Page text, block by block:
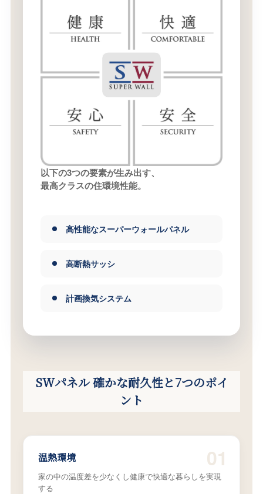
以下の3つの要素が生み出す、
最高クラスの住環境性能。
高性能なスーパーウォールパネル
高断熱サッシ
計画換気システム
SWパネル 確かな耐久性と7つのポイ
ント
01
温熱環境
家の中の温度差を少なくし健康で快適な暮らしを実現
する